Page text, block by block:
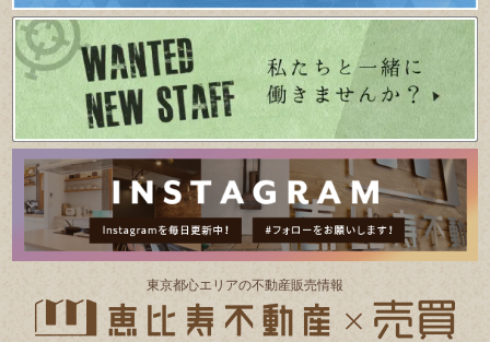
東京都⼼エリアの不動産販売情報